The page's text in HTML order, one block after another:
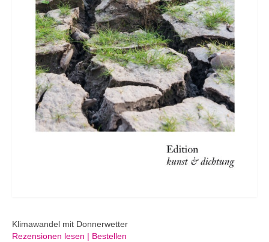
Klimawandel mit Donnerwetter
Rezensionen lesen | Bestellen